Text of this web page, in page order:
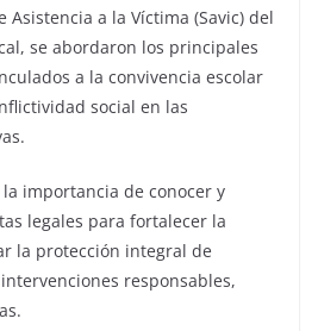
Asistencia a la Víctima (Savic) del
se abordaron los principales
a la convivencia escolar
social en las
importancia de conocer y
legales para fortalecer la
la protección integral de
responsables,